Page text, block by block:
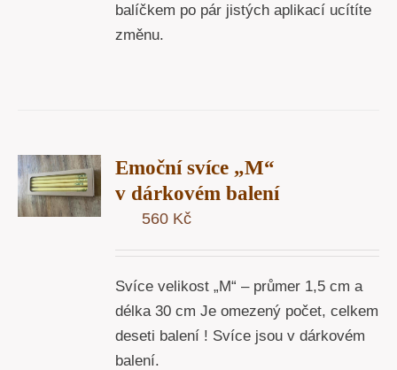
balíčkem po pár jistých aplikací ucítíte
změnu.
Emoční svíce „M“
v dárkovém balení
560 Kč
Svíce velikost „M“ – průmer 1,5 cm a
délka 30 cm Je omezený počet, celkem
deseti balení ! Svíce jsou v dárkovém
balení.